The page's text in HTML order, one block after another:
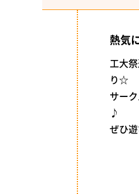
熱気
工大
り☆
サー
♪
ぜひ